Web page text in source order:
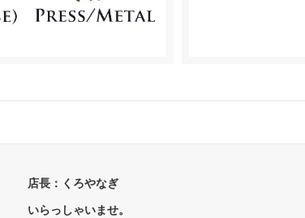
店長：くろやなぎ
いらっしゃいませ。